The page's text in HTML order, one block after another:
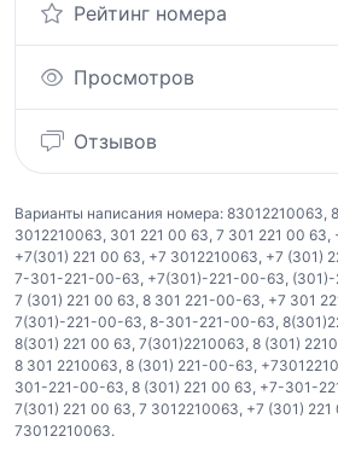
Рейтинг номера
Просмотров
Отзывов
Варианты написания номера: 83012210063,
3012210063, 301 221 00 63, 7 301 221 00 63,
+7(301) 221 00 63, +7 3012210063, +7 (301)
7-301-221-00-63, +7(301)-221-00-63,
7 (301) 221 00 63, 8 301 221-00-63, +7 301
7(301)-221-00-63, 8-301-221-00-63,
8(301) 221 00 63, 7(301)2210063, 8 (301)
8 301 2210063, 8 (301) 221-00-63,
301-221-00-63, 8 (301) 221 00 63, +7-301-
7(301) 221 00 63, 7 3012210063, +7 (301) 221
73012210063.